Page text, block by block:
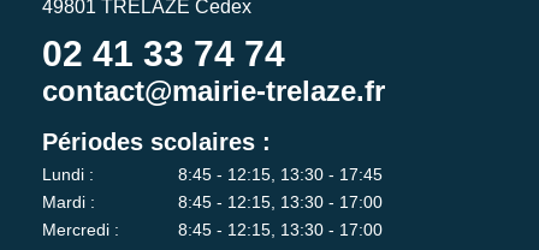
49801 TRÉLAZÉ Cedex
02 41 33 74 74
contact@mairie-trelaze.fr
Périodes scolaires :
Lundi :
8:45 - 12:15, 13:30 - 17:45
Mardi :
8:45 - 12:15, 13:30 - 17:00
Mercredi :
8:45 - 12:15, 13:30 - 17:00